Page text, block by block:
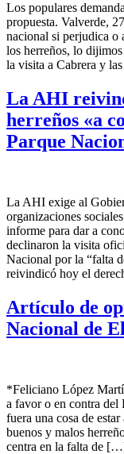
Los populares
propuesta. Valverde,
nacional si perjudica o
los herreños, lo
la visita a Cabrera y
La AHI
herreños «a
Parque
La AHI exige al
organizaciones
informe para dar a
declinaron la visita
Nacional por la “falta
reivindicó hoy el
Artículo de
Nacional de
*Feliciano López
a favor o en contra del
fuera una cosa de
buenos y malos
centra en la falta de